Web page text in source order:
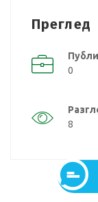
Преглед
0
8